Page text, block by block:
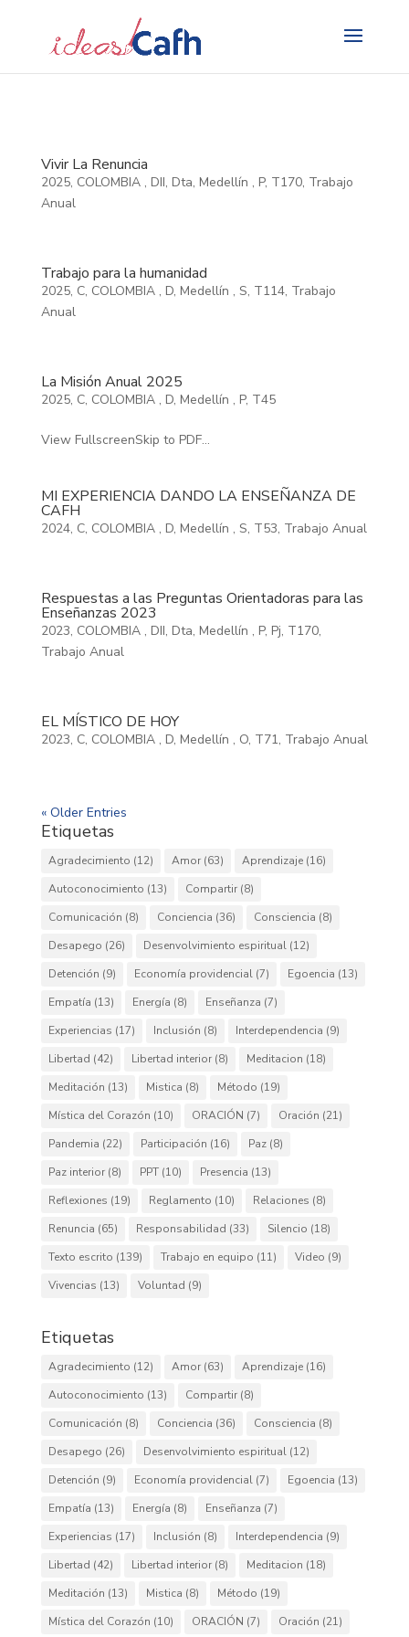
Vivir La Renuncia
2025, COLOMBIA , DII, Dta, Medellín , P, T170, Trabajo
Anual
Trabajo para la humanidad
2025, C, COLOMBIA , D, Medellín , S, T114, Trabajo
Anual
La Misión Anual 2025
2025, C, COLOMBIA , D, Medellín , P, T45
View FullscreenSkip to PDF...
MI EXPERIENCIA DANDO LA ENSEÑANZA DE
CAFH
2024, C, COLOMBIA , D, Medellín , S, T53, Trabajo Anual
Respuestas a las Preguntas Orientadoras para las
Enseñanzas 2023
2023, COLOMBIA , DII, Dta, Medellín , P, Pj, T170,
Trabajo Anual
EL MÍSTICO DE HOY
2023, C, COLOMBIA , D, Medellín , O, T71, Trabajo Anual
« Older Entries
Etiquetas
Agradecimiento (12) Amor(63) Aprendizaje(16)
Autoconocimiento (13) Compartir(8)
Comunicación (8) Conciencia (36) Consciencia (8)
Desapego (26) Desenvolvimiento espiritual(12)
Detención (9) Economía providencial(7) Egoencia (13)
Empatía (13) Energía (8) Enseñanza (7)
Experiencias (17) Inclusión (8) Interdependencia (9)
Libertad (42) Libertad interior(8) Meditacion (18)
Meditación (13) Mistica (8) Método (19)
Mística del Corazón (10) ORACIÓN (7) Oración (21)
Pandemia (22) Participación (16) Paz(8)
Paz interior(8) PPT(10) Presencia (13)
Reflexiones (19) Reglamento (10) Relaciones (8)
Renuncia (65) Responsabilidad (33) Silencio (18)
Texto escrito (139) Trabajo en equipo (11) Video (9)
Vivencias (13) Voluntad (9)
Etiquetas
Agradecimiento (12) Amor(63) Aprendizaje(16)
Autoconocimiento (13) Compartir(8)
Comunicación (8) Conciencia (36) Consciencia (8)
Desapego (26) Desenvolvimiento espiritual(12)
Detención (9) Economía providencial(7) Egoencia (13)
Empatía (13) Energía (8) Enseñanza (7)
Experiencias (17) Inclusión (8) Interdependencia (9)
Libertad (42) Libertad interior(8) Meditacion (18)
Meditación (13) Mistica (8) Método (19)
Mística del Corazón (10) ORACIÓN (7) Oración (21)